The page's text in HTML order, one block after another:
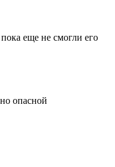
еще не смогли его
опасной